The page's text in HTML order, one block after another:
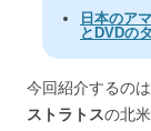
日本のア
とDVDの
今回紹介するの
ストラトスの北